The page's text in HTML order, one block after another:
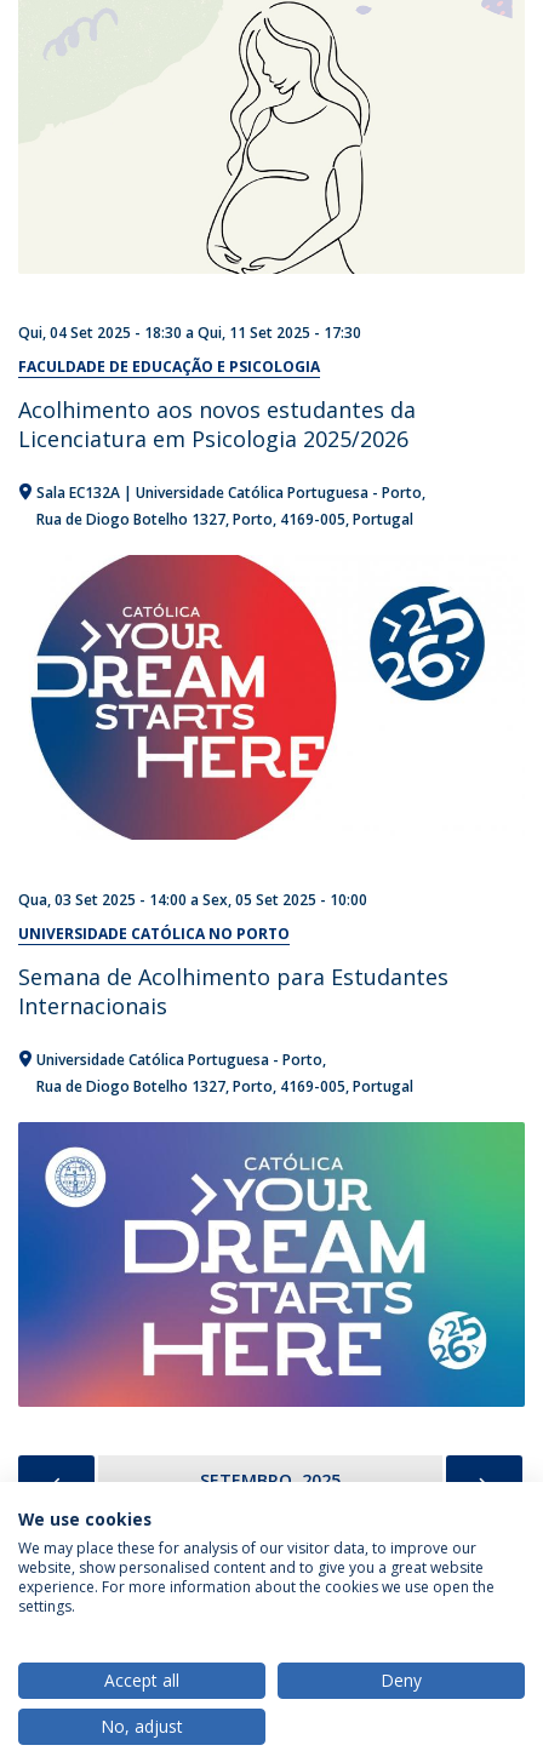
Qui, 04 Set 2025 - 18:30 aQui, 11 Set 2025 - 17:30
FACULDADE DE EDUCAÇÃO E PSICOLOGIA
Acolhimento aos novos estudantes da
Licenciatura em Psicologia 2025/2026
Sala EC132A | Universidade Católica Portuguesa - Porto
Rua de Diogo Botelho 1327 Porto 4169-005 Portugal
Qua, 03 Set 2025 - 14:00 aSex, 05 Set 2025 - 10:00
UNIVERSIDADE CATÓLICA NO PORTO
Semana de Acolhimento para Estudantes
Internacionais
Universidade Católica Portuguesa - Porto
Rua de Diogo Botelho 1327 Porto 4169-005 Portugal
PREVIOUS SETEMBRO, 2025
Política de Privacidade
Termos & Condições
© 2026 Universidade Católica Portuguesa
We use cookies
We may place these for analysis of our visitor data, to improve our
website, show personalised content and to give you a great website
experience. For more information about the cookies we use open the
settings.
Accept all
Deny
No, adjust